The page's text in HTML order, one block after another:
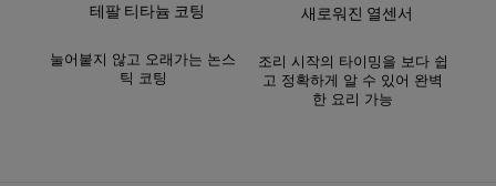
테팔 티타늄 코팅
눌어붙지 않고 오래가는 논스
틱 코팅
새로워진 열센서
조리 시작의 타이밍을 보다 쉽
고 정확하게 알 수 있어 완벽
한 요리 가능